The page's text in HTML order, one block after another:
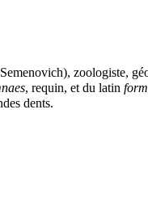
zoologiste,
, requin, et du latin
dents.